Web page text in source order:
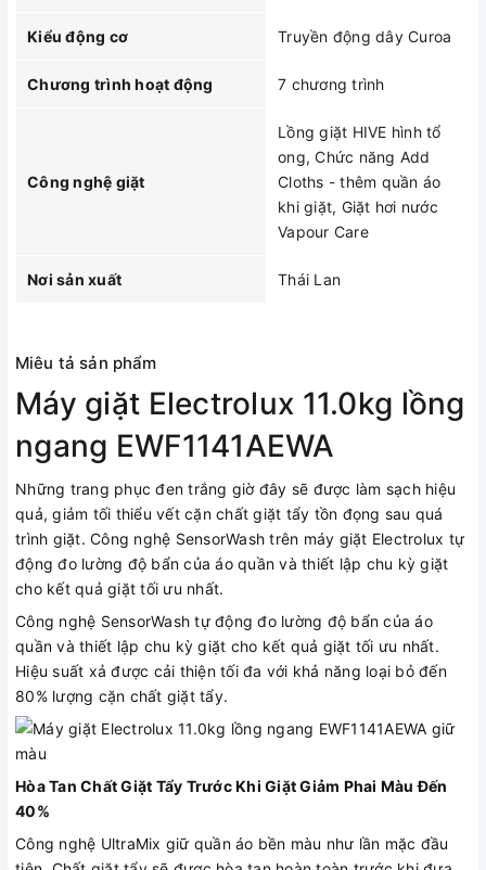
Kiểu động cơ Truyền động dây Curoa
Chương trình hoạt động 7 chương trình
Công nghệ giặt
Lồng giặt HIVE hình tổ
ong, Chức năng Add
Cloths - thêm quần áo
khi giặt, Giặt hơi nước
Vapour Care
Nơi sản xuất Thái Lan
Miêu tả sản phẩm
Máy giặt Electrolux 11.0kg lồng
ngang EWF1141AEWA
Những trang phục đen trắng giờ đây sẽ được làm sạch hiệu
quả, giảm tối thiểu vết cặn chất giặt tẩy tồn đọng sau quá
trình giặt. Công nghệ SensorWash trên máy giặt Electrolux tự
động đo lường độ bẩn của áo quần và thiết lập chu kỳ giặt
cho kết quả giặt tối ưu nhất.
Công nghệ SensorWash tự động đo lường độ bẩn của áo
quần và thiết lập chu kỳ giặt cho kết quả giặt tối ưu nhất.
Hiệu suất xả được cải thiện tối đa với khả năng loại bỏ đến
80% lượng cặn chất giặt tẩy.
Hòa Tan Chất Giặt Tẩy Trước Khi Giặt Giảm Phai Màu Đến
40%
Công nghệ UltraMix giữ quần áo bền màu như lần mặc đầu